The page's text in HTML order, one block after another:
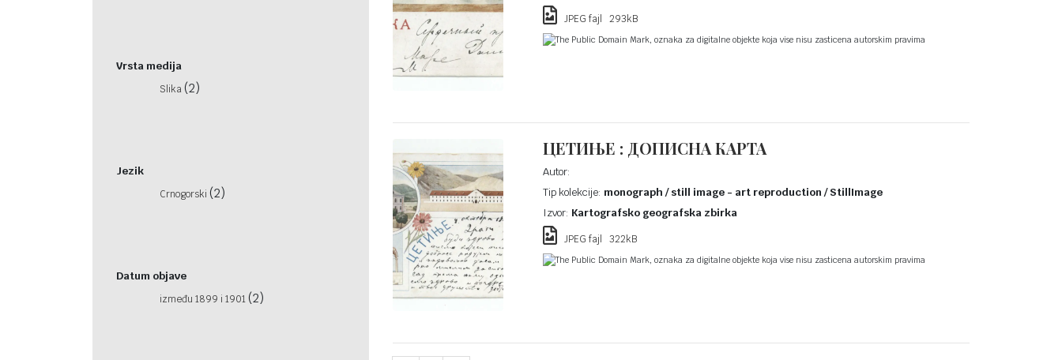
Vrsta medija
Slika(2)
Jezik
Crnogorski (2)
Datum objave
između 1899 i 1901(2)
JPEG fajl 293kB
The Public Domain Mark, oznaka za digitalne objekte koja vise nisu zasticena autorskim pravima
ЦЕТИЊЕ : ДОПИСНА КАРТА
Autor:
Tip kolekcije: monograph / still image - art reproduction / StillImage
Izvor: Kartografsko geografska zbirka
JPEG fajl 322kB
The Public Domain Mark, oznaka za digitalne objekte koja vise nisu zasticena autorskim pravima